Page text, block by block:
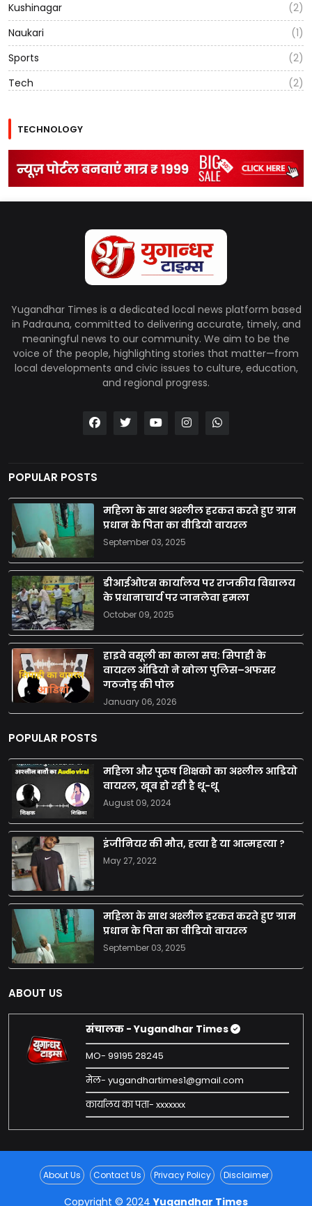
Kushinagar
(2)
Naukari
(1)
Sports
(2)
Tech
(2)
TECHNOLOGY
Yugandhar Times is a dedicated local news platform based
in Padrauna, committed to delivering accurate, timely, and
meaningful news to our community. We aim to be the
voice of the people, highlighting stories that matter—from
local developments and civic issues to culture, education,
and regional progress.
POPULAR POSTS
महिला के साथ अश्लील हरकत करते हुए ग्राम
प्रधान के पिता का वीडियो वायरल
September 03, 2025
डीआईओएस कार्यालय पर राजकीय विद्यालय
के प्रधानाचार्य पर जानलेवा हमला
October 09, 2025
हाइवे वसूली का काला सच: सिपाही के
वायरल ऑडियो ने खोला पुलिस–अफसर
गठजोड़ की पोल
January 06, 2026
POPULAR POSTS
महिला और पुरुष शिक्षको का अश्लील आडियो
वायरल, खूब हो रही है थू-थू
August 09, 2024
इंजीनियर की मौत, हत्या है या आत्महत्या ?
May 27, 2022
महिला के साथ अश्लील हरकत करते हुए ग्राम
प्रधान के पिता का वीडियो वायरल
September 03, 2025
ABOUT US
संचालक - Yugandhar Times
MO- 99195 28245
मेल- yugandhartimes1@gmail.com
कार्यालय का पता- xxxxxxx
About Us Contact Us Privacy Policy Disclaimer
Copyright © 2024Yugandhar Times